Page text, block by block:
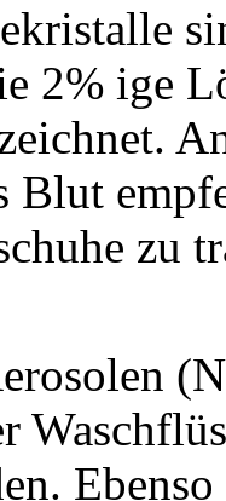
2% ige
Blut
zu